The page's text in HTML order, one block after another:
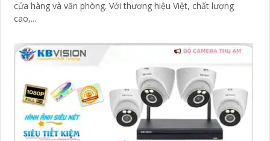
cửa hàng và văn phòng. Với thương hiệu Việt, chất lượng
cao,...